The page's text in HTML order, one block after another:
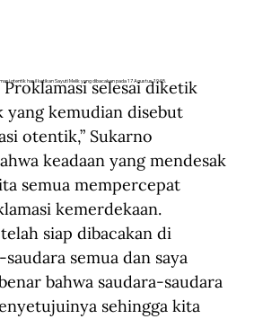
otentik hasil ketikan Sayuti Melik yang dibacakan pada 17 Agustus 1945.
Proklamasi selesai diketik
yang kemudian disebut
otentik,” Sukarno
keadaan yang mendesak
semua mempercepat
kemerdekaan.
siap dibacakan di
semua dan saya
bahwa saudara-saudara
sehingga kita